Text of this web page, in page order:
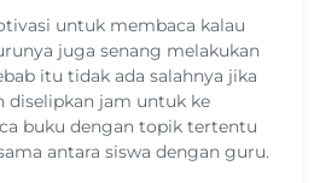
untuk membaca kalau
juga senang melakukan
itu tidak ada salahnya jika
diselipkan jam untuk ke
buku dengan topik tertentu
antara siswa dengan guru.